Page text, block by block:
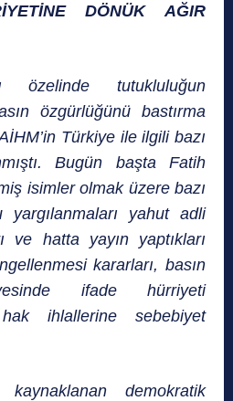
DÖNÜK AĞIR
özelinde tutukluluğun
özgürlüğünü bastırma
Türkiye ile ilgili bazı
Bugün başta Fatih
isimler olmak üzere bazı
yargılanmaları yahut adli
ve hatta yayın yaptıkları
kararları, basın
ifade hürriyeti
ihlallerine sebebiyet
kaynaklanan demokratik